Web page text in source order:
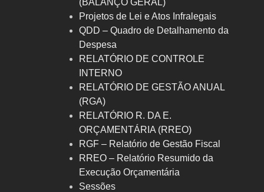
(BALANÇO GERAL)
Projetos de Lei e Atos Infralegais
QDD – Quadro de Detalhamento da
Despesa
RELATÓRIO DE CONTROLE
INTERNO
RELATÓRIO DE GESTÃO ANUAL
(RGA)
RELATÓRIO R. DA E.
ORÇAMENTÁRIA (RREO)
RGF – Relatório de Gestão Fiscal
RREO – Relatório Resumido da
Execução Orçamentária
Sessões